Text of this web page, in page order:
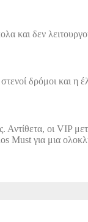
και δεν
δρόμοι και η
Αντίθετα, οι VIP
Must για μια